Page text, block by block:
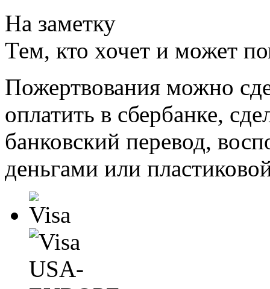
На заметку
Тем, кто хочет и может
Пожертвования можно
оплатить в сбербанке,
банковский перевод,
деньгами или